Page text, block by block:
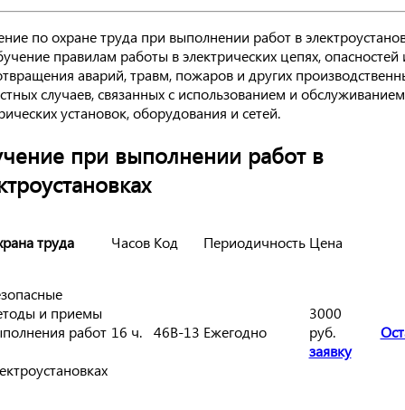
по охране труда при выполнении работ в
правилам работы в электрических цепях, опасностей
аварий, травм, пожаров и других
случаев, связанных с использованием и обслуживанием
установок, оборудования и сетей.
при выполнении работ в
труда Часов Код Периодичность Цена
и приемы
работ 16 ч. 46В-13 Ежегодно
3000
руб.
заявку